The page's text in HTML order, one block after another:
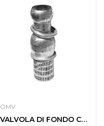
OMV
VALVOLA DI FONDO CON GIUNTO SFERICO MASCHIO d....